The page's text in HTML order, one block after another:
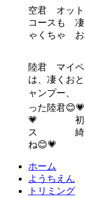
空君 オット
コースも
ゃくちゃ お
陸君 マイ
は、凄くお
ャンプー、
った陸君
💗 初め
ス 綺麗
ね😊💗
ホーム
ようちえん
トリミング